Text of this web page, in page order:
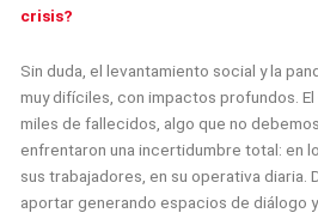
crisis?
Sin duda, el levantamiento social y la
muy difíciles, con impactos profundos.
miles de fallecidos, algo que no
enfrentaron una incertidumbre total: en
sus trabajadores, en su operativa diaria.
aportar generando espacios de diálogo